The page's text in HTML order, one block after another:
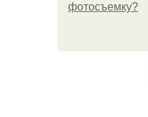
фотосъемку?